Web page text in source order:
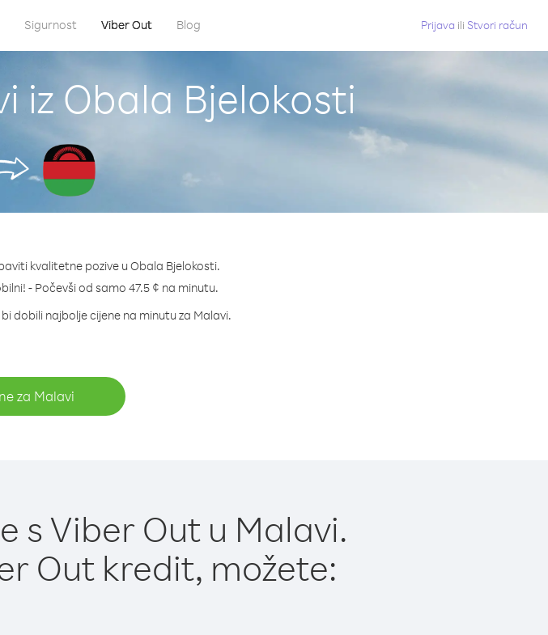
Sigurnost Viber Out Blog Prijava ili Stvori račun
iz Obala Bjelokosti
kvalitetne pozive u Obala Bjelokosti.
- Počevši od samo 47.5 ¢ na minutu.
dobili najbolje cijene na minutu za Malavi.
za Malavi
s Viber Out u Malavi.
Out kredit, možete: